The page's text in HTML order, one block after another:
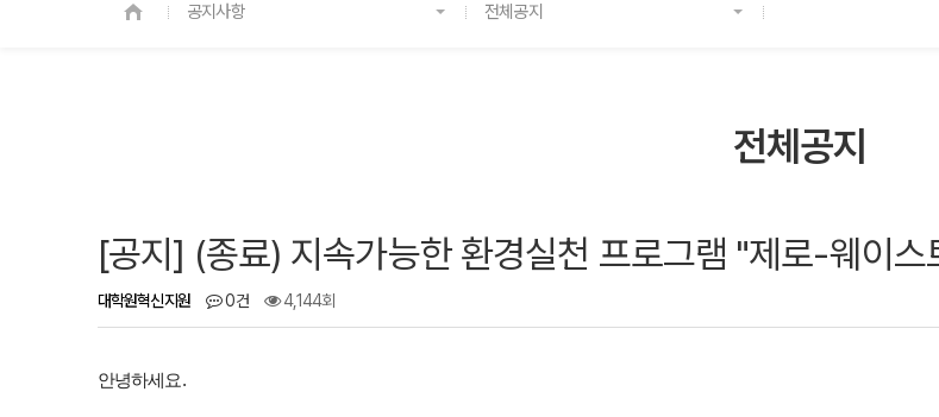
공지사항 전체공지
전체공지
[공지] (종료) 지속가능한 환경실천 프로그램 "제로-웨이
대학원혁신지원 0건 4,144회
안녕하세요.